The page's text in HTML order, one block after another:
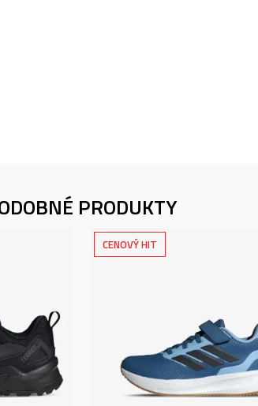
PRODUKTY
CENOVÝ HIT